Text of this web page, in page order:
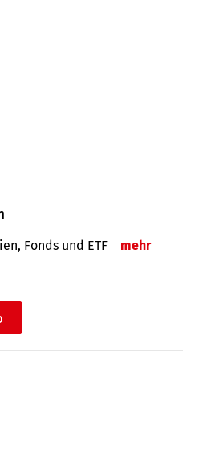
Fonds und ETF mehr